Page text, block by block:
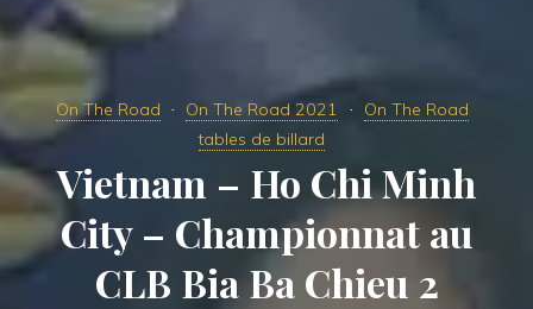
On The Road On The Road 2021
On The Road
tables de billard
Vietnam – Ho Chi Minh
City – Championnat au
CLB Bia Ba Chieu 2